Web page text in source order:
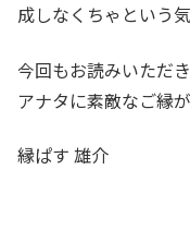
成しなくちゃという
今回もお読みいただ
アナタに素敵なご縁
縁ぱす 雄介